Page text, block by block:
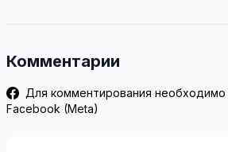
Комментарии
Для комментирования необходимо
Facebook (Meta)